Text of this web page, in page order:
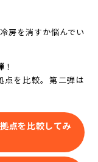
房を消すか悩んでい
！
点を比較。第二弾は
点を比較してみ